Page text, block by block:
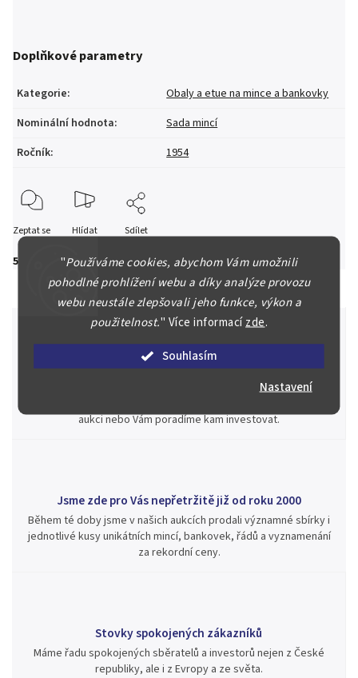
"Používáme cookies, abychom Vám umožnili
pohodlné prohlížení webu a díky analýze provozu
webu neustále zlepšovali jeho funkce, výkon a
použitelnost." Více informacízde.
Souhlasím
Nastavení
5 990 Kč
Doplňkové parametry
Kategorie:
Obaly a etue na mince a bankovky
Nominální hodnota:
Sada mincí
Ročník: 1954
Zeptat se Hlídat Sdílet
Špičkové služby za nejlepší ceny
Náš kolektiv specialistů a znalců se Vám bude plně věnovat.
aukci nebo Vám poradíme kam investovat.
Jsme zde pro Vás nepřetržitě již od roku 2000
Během té doby jsme v našich aukcích prodali významné sbírky i
jednotlivé kusy unikátních mincí, bankovek, řádů a vyznamenání
za rekordní ceny.
Stovky spokojených zákazníků
Máme řadu spokojených sběratelů a investorů nejen z České
republiky, ale i z Evropy a ze světa.